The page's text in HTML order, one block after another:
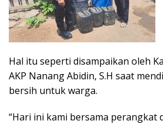
Hal itu seperti disampaikan oleh
AKP Nanang Abidin, S.H saat
bersih untuk warga.
“Hari ini kami bersama perangkat